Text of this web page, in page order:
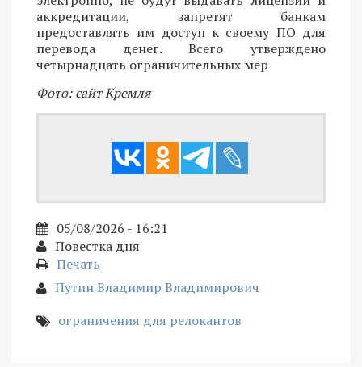
аккредитации, запретят банкам
предоставлять им доступ к своему ПО для
перевода денег. Всего утверждено
четырнадцать ограничительных мер
Фото: сайт Кремля
05/08/2026 - 16:21
Повестка дня
Печать
Путин Владимир Владимирович
ограничения для релокантов